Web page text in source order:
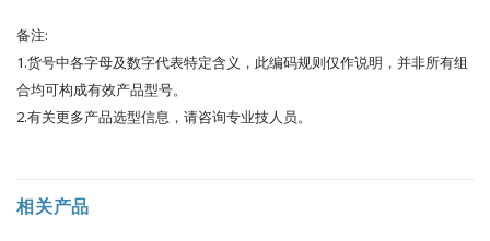
备注:
1.货号中各字母及数字代表特定含义，此编码规则仅作说明，并非所有组
合均可构成有效产品型号。
2.有关更多产品选型信息，请咨询专业技人员。
相关产品